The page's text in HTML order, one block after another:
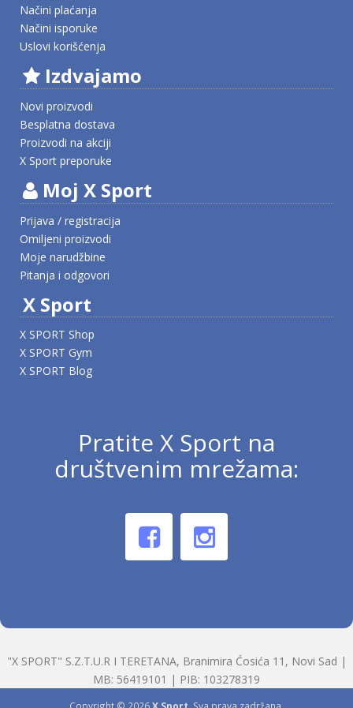
Načini plaćanja
Načini isporuke
Uslovi korišćenja
Izdvajamo
Novi proizvodi
Besplatna dostava
Proizvodi na akciji
X Sport preporuke
Moj X Sport
Prijava / registracija
Omiljeni proizvodi
Moje narudžbine
Pitanja i odgovori
X Sport
X SPORT Shop
X SPORT Gym
X SPORT Blog
Pratite X Sport na
društvenim mrežama:
"X SPORT" S.Z.T.U.R I TERETANA, Branimira Ćosića 11, Novi Sad |
MB: 56419101 | PIB: 103278319